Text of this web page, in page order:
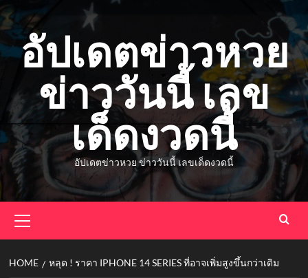
Skip
to
contentอัปเดตข่าวหวย
ข่าววันนี้ เลข
เด็ดงวดนี้
อัปเดตข่าวหวย ข่าววันนี้ เลขเด็ดงวดนี้
Menu
HOME หลุด ! ราคา IPHONE 14 SERIES ที่อาจเพิ่มสูงขึ้นกว่าเดิม